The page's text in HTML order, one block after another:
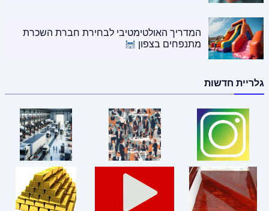
המדריך האולטימטיבי לבחירת חברת השכרת
מתנפחים בצפון
גלריית חדשות